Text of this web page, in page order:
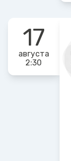
17
августа
2:30